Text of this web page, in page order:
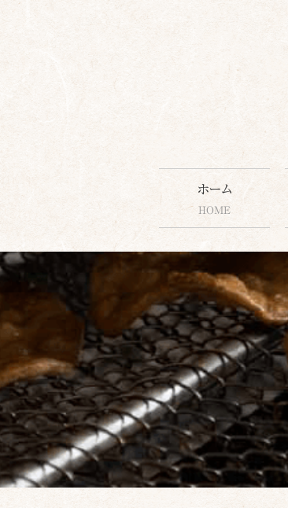
テ
ン
へ
ス
キ
ッ
プ
ホーム
HOME